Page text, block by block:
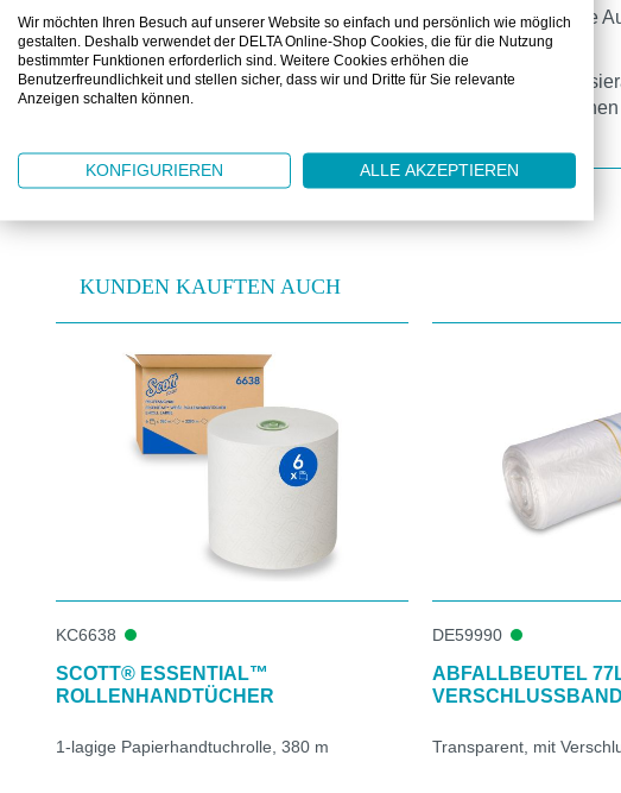
H314: Verursacht schwere Verätzungen der Haut und schwere
Anwendungsbereich:
Für den Einsatz in allen gewerblichen Spülmaschinen mit
kontinuierlichen Spülmaschinen und Eintank-
KUNDEN KAUFTEN AUCH
Produktgalerie überspringen
KC6638
SCOTT® ESSENTIAL™
ROLLENHANDTÜCHER
1-lagige Papierhandtuchrolle, 380 m
DE59990
ABFALLBEUTEL
Transparent, mit
Wir möchten Ihren Besuch auf unserer Website so einfach und persönlich wie möglich
gestalten. Deshalb verwendet der DELTA Online-Shop Cookies, die für die Nutzung
bestimmter Funktionen erforderlich sind. Weitere Cookies erhöhen die
Benutzerfreundlichkeit und stellen sicher, dass wir und Dritte für Sie relevante
Anzeigen schalten können.
KONFIGURIEREN ALLE AKZEPTIEREN